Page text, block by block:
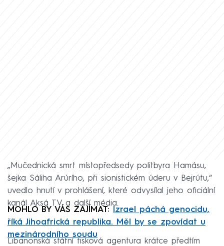
„Mučednická smrt místopředsedy politbyra Hamásu,
šejka Sáliha Arúrího, při sionistickém úderu v Bejrútu,“
uvedlo hnutí v prohlášení, které odvysílal jeho oficiální
kanál Aksá TV a další média.
MOHLO BY VÁS ZAJÍMAT:
Izrael páchá genocidu,
říká Jihoafrická republika. Měl by se zpovídat u
mezinárodního soudu
Libanonská státní tisková agentura krátce předtím